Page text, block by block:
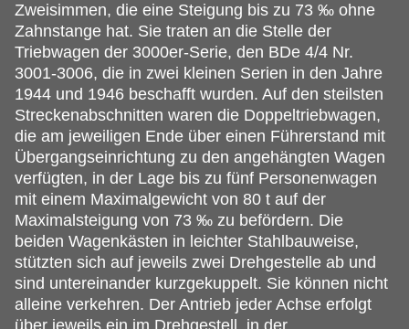
Zweisimmen, die eine Steigung bis zu 73 ‰ ohne
Zahnstange hat. Sie traten an die Stelle der
Triebwagen der 3000er-Serie, den BDe 4/4 Nr.
3001-3006, die in zwei kleinen Serien in den Jahre
1944 und 1946 beschafft wurden. Auf den steilsten
Streckenabschnitten waren die Doppeltriebwagen,
die am jeweiligen Ende über einen Führerstand mit
Übergangseinrichtung zu den angehängten Wagen
verfügten, in der Lage bis zu fünf Personenwagen
mit einem Maximalgewicht von 80 t auf der
Maximalsteigung von 73 ‰ zu befördern. Die
beiden Wagenkästen in leichter Stahlbauweise,
stützten sich auf jeweils zwei Drehgestelle ab und
sind untereinander kurzgekuppelt. Sie können nicht
alleine verkehren. Der Antrieb jeder Achse erfolgt